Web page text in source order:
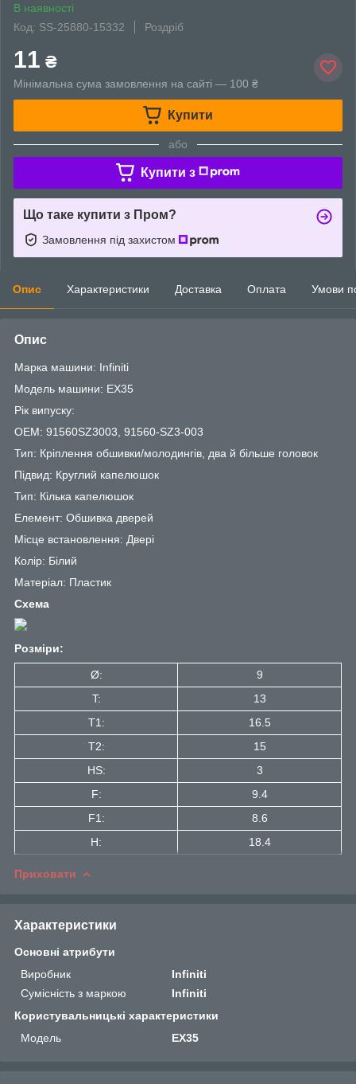
В наявності
Код: SS-25880-15332
Роздріб
11 ₴
Мінімальна сума замовлення на сайті — 100 ₴
Купити
або
Купити з
Що таке купити з Пром?
Замовлення під захистом
Опис Характеристики Доставка Оплата Умови
Опис
Марка машини: Infiniti
Модель машини: EX35
Рік випуску:
OEM: 91560SZ3003, 91560-SZ3-003
Тип: Кріплення обшивки/молодингів, два й більше головок
Підвид: Круглий капелюшок
Тип: Кілька капелюшок
Елемент: Обшивка дверей
Місце встановлення: Двері
Колір: Білий
Матеріал: Пластик
Схема
Розміри:
Ø:
9
T:
13
T1:
16.5
Т2:
15
HS:
3
F:
9.4
F1:
8.6
H:
18.4
Приховати
Характеристики
Основні атрибути
Виробник
Infiniti
Сумісність з маркою
Infiniti
Користувальницькі характеристики
Мoдель
EX35